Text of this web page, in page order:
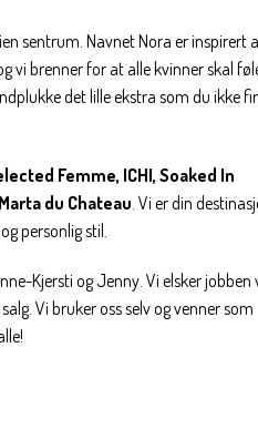
sentrum. Navnet Nora er inspirert
vi brenner for at alle kvinner skal
det lille ekstra som du ikke
Femme, ICHI, Soaked In
du Chateau . Vi er din
personlig stil.
Kjersti og Jenny. Vi elsker jobben
Vi bruker oss selv og venner som